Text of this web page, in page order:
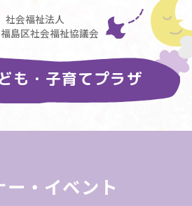
社会福祉法人
島区社会福祉協議会
も・子育てプラザ
ー・イベント